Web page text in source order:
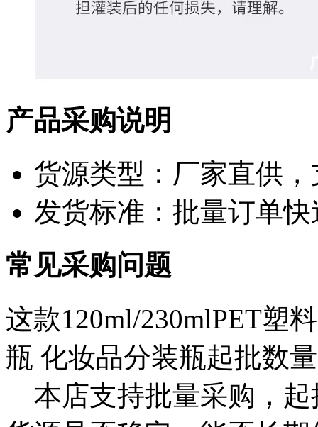
产品采购说明
货源类型：厂家直供
发货标准：批量订单
常见采购问题
这款120ml/230mlPET塑
瓶 化妆品分装瓶起批数
本店支持批量采购，